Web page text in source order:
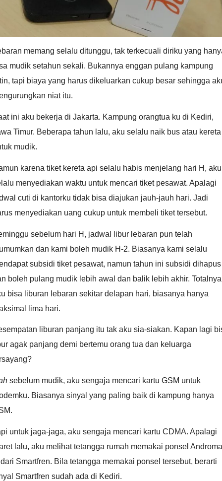
memang selalu ditunggu, tak terkecuali diriku yang
mudik setahun sekali. Bukannya enggan pulang kampung
tapi biaya yang harus dikeluarkan cukup besar sehingga
niat itu.
ini aku bekerja di Jakarta. Kampung orangtua ku di Kediri,
Timur. Beberapa tahun lalu, aku selalu naik bus atau kereta
mudik.
karena tiket kereta api selalu habis menjelang hari H, aku
menyediakan waktu untuk mencari tiket pesawat. Apalagi
cuti di kantorku tidak bisa diajukan jauh-jauh hari. Jadi
menyediakan uang cukup untuk membeli tiket tersebut.
sebelum hari H, jadwal libur lebaran pun telah
dan kami boleh mudik H-2. Biasanya kami selalu
subsidi tiket pesawat, namun tahun ini subsidi dihapus
boleh pulang mudik lebih awal dan balik lebih akhir.
bisa liburan lebaran sekitar delapan hari, biasanya hanya
lima hari.
liburan panjang itu tak aku sia-siakan. Kapan lagi
agak panjang demi bertemu orang tua dan keluarga
sebelum mudik, aku sengaja mencari kartu GSM untuk
Biasanya sinyal yang paling baik di kampung hanya
untuk jaga-jaga, aku sengaja mencari kartu CDMA. Apalagi
lalu, aku melihat tetangga rumah memakai ponsel
Smartfren. Bila tetangga memakai ponsel tersebut, berarti
Smartfren sudah ada di Kediri.